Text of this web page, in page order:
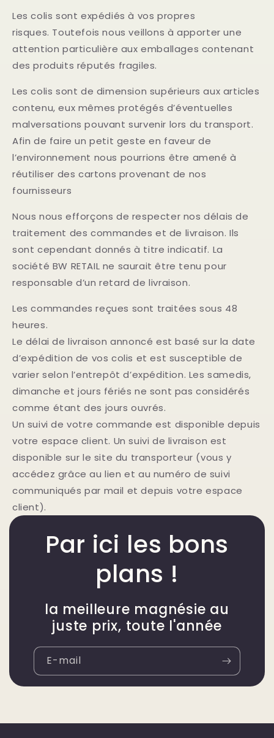
Les colis sont expédiés à vos propres
risques. Toutefois nous veillons à apporter une
attention particulière aux emballages contenant
des produits réputés fragiles.
Les colis sont de dimension supérieurs aux articles
contenu, eux mêmes protégés d’éventuelles
malversations pouvant survenir lors du transport.
Afin de faire un petit geste en faveur de
l’environnement nous pourrions être amené à
réutiliser des cartons provenant de nos
fournisseurs
Nous nous efforçons de respecter nos délais de
traitement des commandes et de livraison. Ils
sont cependant donnés à titre indicatif. La
société BW RETAIL ne saurait être tenu pour
responsable d’un retard de livraison.
Les commandes reçues sont traitées sous 48
heures.
Le délai de livraison annoncé est basé sur la date
d’expédition de vos colis et est susceptible de
varier selon l’entrepôt d’expédition. Les samedis,
dimanche et jours fériés ne sont pas considérés
comme étant des jours ouvrés.
Un suivi de votre commande est disponible depuis
votre espace client. Un suivi de livraison est
disponible sur le site du transporteur (vous y
accédez grâce au lien et au numéro de suivi
communiqués par mail et depuis votre espace
client).
Par ici les bons
plans !
la meilleure magnésie au
juste prix, toute l'année
E-mail